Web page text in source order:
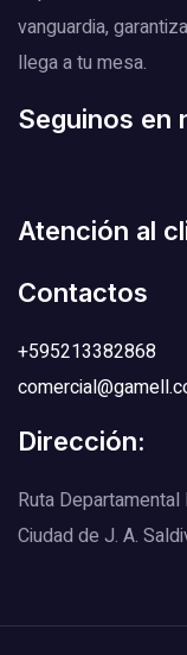
vanguardia,
llega a tu mesa.
Seguinos en
Atención al
Contactos
+595213382868
Dirección:
Ruta
Ciudad de J. A.